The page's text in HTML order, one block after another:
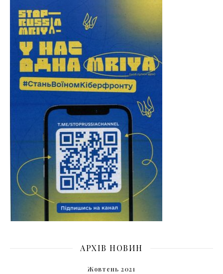
АРХІВ НОВИН
Жовтень 2021